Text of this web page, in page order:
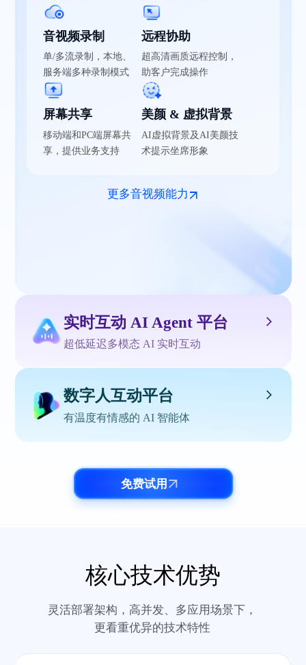
实时互动 AI Agent 平台
超低延迟多模态 AI 实时互动
个性化人设 超拟人音色
多模态互动 自然语音交互
智能音频处理
回声消除技术
多类型消息
享高效即时沟通
多会话管理 跨模态切换
音视频录制
单/多流录制，本地、
服务端多种录制模式
远程协助
超高清画质远程控制，
助客户完成操作
屏幕共享
移动端和PC端屏幕共
享，提供业务支持
美颜 & 虚拟背景
AI虚拟背景及AI美颜技
术提示坐席形象
更多音视频能力
数字人互动平台
有温度有情感的 AI 智能体
真人形象定制 真人声音克隆
唇音同步协调
ZEGO 自研AI算法，宛
如真人说话
动作流畅自然
模拟真人动作，举手投
足自然流畅
免费试用
核心技术优势
灵活部署架构，高并发、多应用场景下，
更看重优异的技术特性